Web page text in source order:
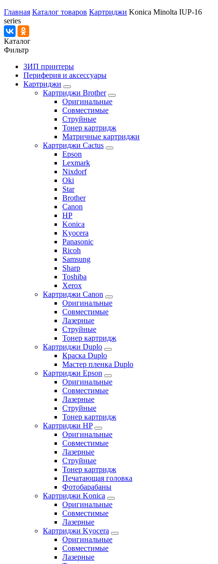
Главная Каталог товаров Картриджи Konica Minolta IUP-16
series
Каталог
Фильтр
ЗИП принтеры
Периферия и аксессуары
Картриджи
Картриджи Brother
Оригинальные
Совместимые
Струйные
Тонер картридж
Матричные картриджи
Картриджи Cactus
Epson
Lexmark
Nixdorf
Oki
Star
Brother
Canon
HP
Konica
Kyocera
Panasonic
Ricoh
Samsung
Sharp
Toshiba
Xerox
Картриджи Canon
Оригинальные
Совместимые
Лазерные
Струйные
Тонер картридж
Картриджи Duplo
Краска Duplo
Мастер пленка Duplo
Картриджи Epson
Оригинальные
Совместимые
Лазерные
Струйные
Тонер картридж
Картриджи HP
Оригинальные
Совместимые
Лазерные
Струйные
Тонер картридж
Печатающая головка
Фотобарабаны
Картриджи Konica
Оригинальные
Совместимые
Лазерные
Картриджи Kyocera
Оригинальные
Совместимые
Лазерные